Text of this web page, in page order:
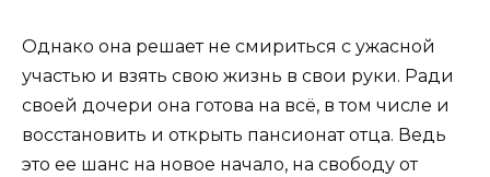
Однако она решает не смириться с ужасной
участью и взять свою жизнь в свои руки. Ради
своей дочери она готова на всё, в том числе и
восстановить и открыть пансионат отца. Ведь
это ее шанс на новое начало, на свободу от